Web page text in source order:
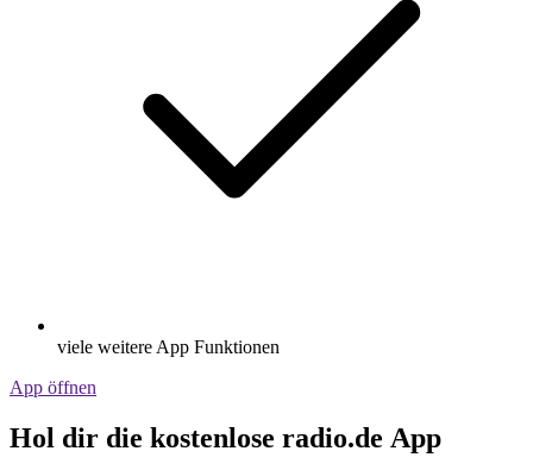
viele weitere App Funktionen
App öffnen
Hol dir die kostenlose radio.de App